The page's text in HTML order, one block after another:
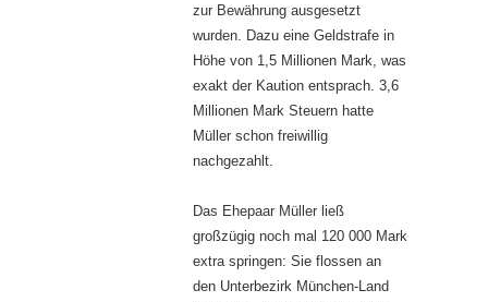
zur Bewährung ausgesetzt
wurden. Dazu eine Geldstrafe in
Höhe von 1,5 Millionen Mark, was
exakt der Kaution entsprach. 3,6
Millionen Mark Steuern hatte
Müller schon freiwillig
nachgezahlt.
Das Ehepaar Müller ließ
großzügig noch mal 120 000 Mark
extra springen: Sie flossen an
den Unterbezirk München-Land